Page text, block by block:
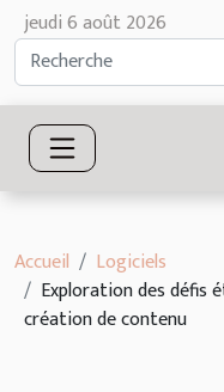
jeudi 6 août 2026
Accueil
Logiciels
Exploration des défis
création de contenu